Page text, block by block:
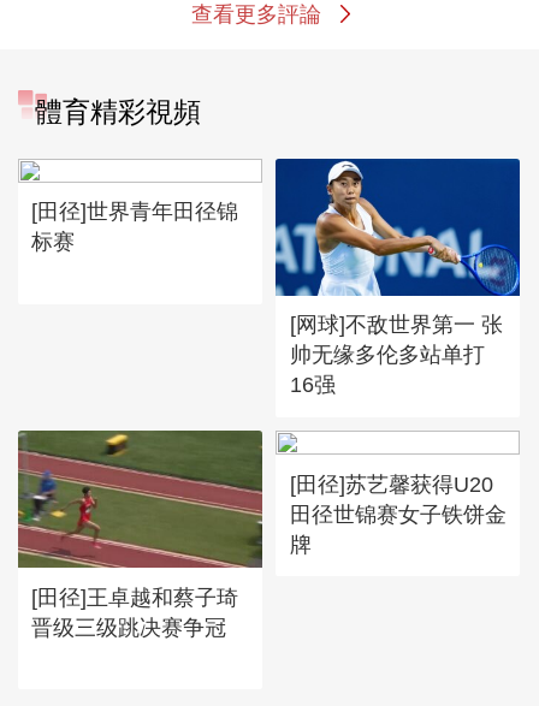
查看更多評論
體育精彩視頻
[田径]世界青年田径锦
标赛
[网球]不敌世界第一 张
帅无缘多伦多站单打
16强
[田径]王卓越和蔡子琦
晋级三级跳决赛争冠
[田径]苏艺馨获得U20
田径世锦赛女子铁饼金
牌